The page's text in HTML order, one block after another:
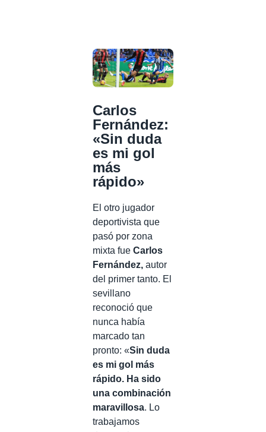
Carlos
Fernández:
«Sin duda
es mi gol
más
rápido»
El otro jugador
deportivista que
pasó por zona
mixta fue Carlos
Fernández, autor
del primer tanto. El
sevillano
reconoció que
nunca había
marcado tan
pronto: «Sin duda
es mi gol más
rápido. Ha sido
una combinación
maravillosa. Lo
trabajamos